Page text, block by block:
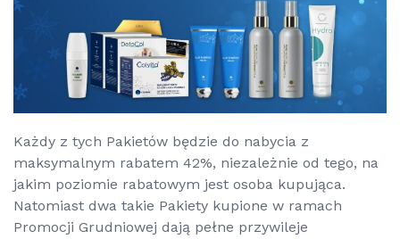
Każdy z tych Pakietów będzie do nabycia z
maksymalnym rabatem 42%, niezależnie od tego, na
jakim poziomie rabatowym jest osoba kupująca.
Natomiast dwa takie Pakiety kupione w ramach
Promocji Grudniowej dają pełne przywileje